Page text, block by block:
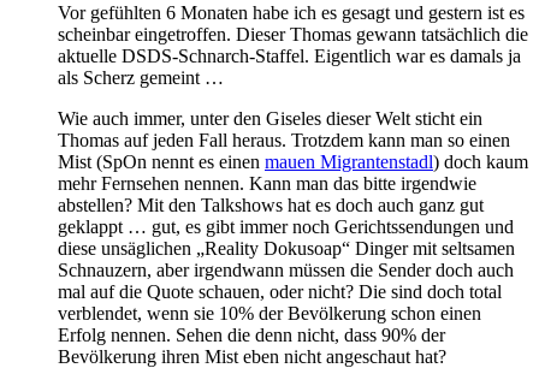
Vor gefühlten 6 Monaten habe ich es gesagt und gestern ist es
scheinbar eingetroffen. Dieser Thomas gewann tatsächlich die
aktuelle DSDS-Schnarch-Staffel. Eigentlich war es damals ja
als Scherz gemeint …
Wie auch immer, unter den Giseles dieser Welt sticht ein
Thomas auf jeden Fall heraus. Trotzdem kann man so einen
Mist (SpOn nennt es einen mauen Migrantenstadl) doch kaum
mehr Fernsehen nennen. Kann man das bitte irgendwie
abstellen? Mit den Talkshows hat es doch auch ganz gut
geklappt … gut, es gibt immer noch Gerichtssendungen und
diese unsäglichen „Reality Dokusoap“ Dinger mit seltsamen
Schnauzern, aber irgendwann müssen die Sender doch auch
mal auf die Quote schauen, oder nicht? Die sind doch total
verblendet, wenn sie 10% der Bevölkerung schon einen
Erfolg nennen. Sehen die denn nicht, dass 90% der
Bevölkerung ihren Mist eben nicht angeschaut hat?